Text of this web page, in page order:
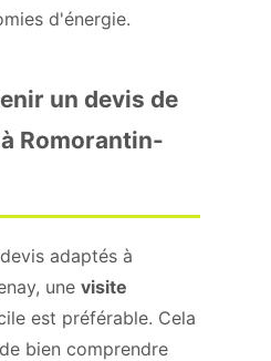
d'énergie.
un devis de
Romorantin-
adaptés à
une visite
est préférable. Cela
bien comprendre